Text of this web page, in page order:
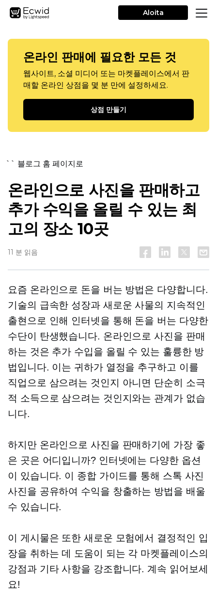
Aloita
온라인 판매에 필요한 모든 것
웹사이트, 소셜 미디어 또는 마켓플레이스에서 판
매할 온라인 상점을 몇 분 만에 설정하세요.
상점 만들기
`` 블로그 홈 페이지로
온라인으로 사진을 판매하고
추가 수익을 올릴 수 있는 최
고의 장소 10곳
11 분 읽음
요즘 온라인으로 돈을 버는 방법은 다양합니다.
기술의 급속한 성장과 새로운 사물의 지속적인
출현으로 인해 인터넷을 통해 돈을 버는 다양한
수단이 탄생했습니다. 온라인으로 사진을 판매
하는 것은 추가 수입을 올릴 수 있는 훌륭한 방
법입니다. 이는 귀하가 열정을 추구하고 이를
직업으로 삼으려는 것인지 아니면 단순히 소극
적 소득으로 삼으려는 것인지와는 관계가 없습
니다.
하지만 온라인으로 사진을 판매하기에 가장 좋
은 곳은 어디입니까? 인터넷에는 다양한 옵션
이 있습니다. 이 종합 가이드를 통해 스톡 사진
사진을 공유하여 수익을 창출하는 방법을 배울
수 있습니다.
이 게시물은 또한 새로운 모험에서 결정적인 입
장을 취하는 데 도움이 되는 각 마켓플레이스의
강점과 기타 사항을 강조합니다. 계속 읽어보세
요!